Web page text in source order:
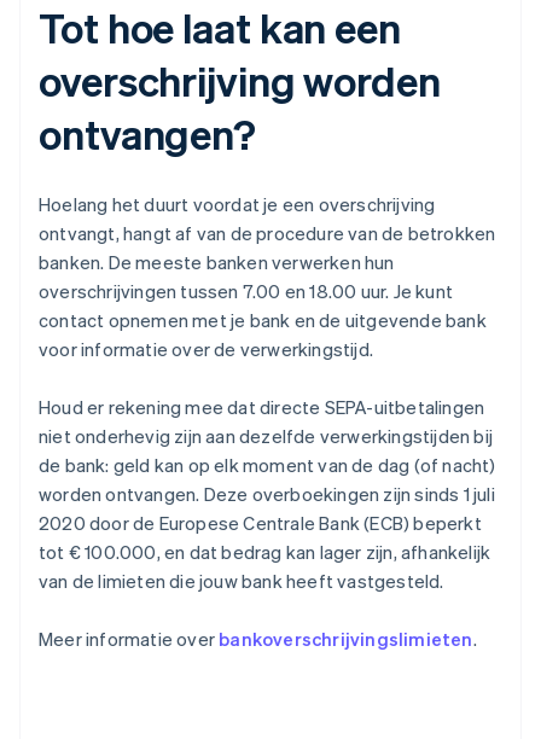
Tot hoe laat kan een
overschrijving worden
ontvangen?
Hoelang het duurt voordat je een overschrijving
ontvangt, hangt af van de procedure van de betrokken
banken. De meeste banken verwerken hun
overschrijvingen tussen 7.00 en 18.00 uur. Je kunt
contact opnemen met je bank en de uitgevende bank
voor informatie over de verwerkingstijd.
Houd er rekening mee dat directe SEPA-uitbetalingen
niet onderhevig zijn aan dezelfde verwerkingstijden bij
de bank: geld kan op elk moment van de dag (of nacht)
worden ontvangen. Deze overboekingen zijn sinds 1 juli
2020 door de Europese Centrale Bank (ECB) beperkt
tot € 100.000, en dat bedrag kan lager zijn, afhankelijk
van de limieten die jouw bank heeft vastgesteld.
Meer informatie over bankoverschrijvingslimieten.